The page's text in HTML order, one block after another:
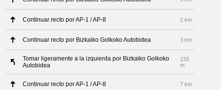
Continuar recto por AP-1 / AP-8 2 km
Continuar recto por Bizkaiko Golkoko Autobidea 3 km
Tomar ligeramente a la izquierda por Bizkaiko Golkoko
Autobidea
233
m
Continuar recto por AP-1 / AP-8 7 km